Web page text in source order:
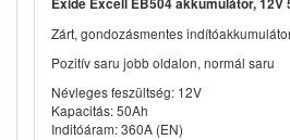
Exide Excell EB504 akkumulátor, 12V
Zárt, gondozásmentes
Pozitív saru jobb oldalon, normál saru
Névleges feszültség: 12V
Kapacitás: 50Ah
Inditóáram: 360A (EN)